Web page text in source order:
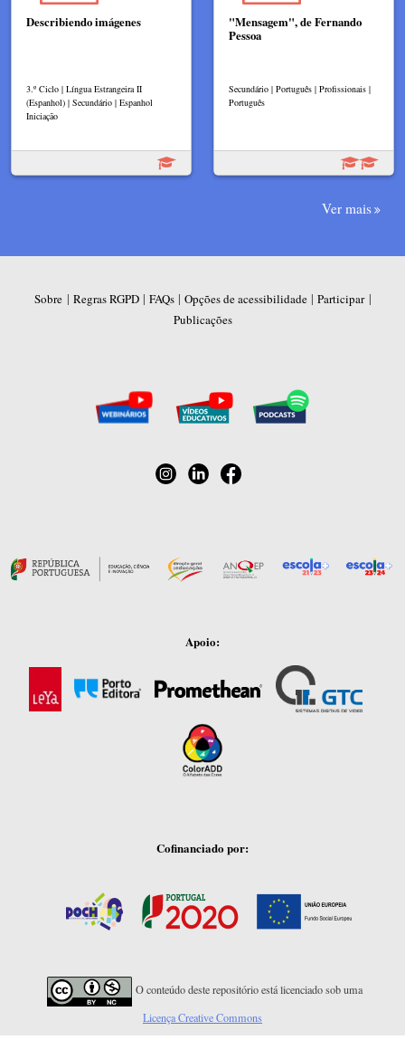
Describiendo imágenes
3.º Ciclo | Língua Estrangeira II
(Espanhol) | Secundário | Espanhol
Iniciação
"Mensagem", de Fernando
Pessoa
Secundário | Português | Profissionais |
Português
Ver mais
Sobre | Regras RGPD| FAQs| Opções de acessibilidade| Participar|
Publicações
Apoio:
Cofinanciado por:
O conteúdo deste repositório está licenciado sob uma
Licença Creative Commons